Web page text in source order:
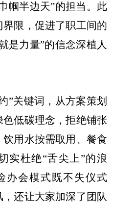
帼半边天”的担当。此
限，促进了职工间的
是力量”的信念深植人
”关键词，从方案策划
低碳理念，拒绝铺张
用水按需取用、餐食
实杜绝“舌尖上”的浪
办会模式既不失仪式
还让大家加深了团队